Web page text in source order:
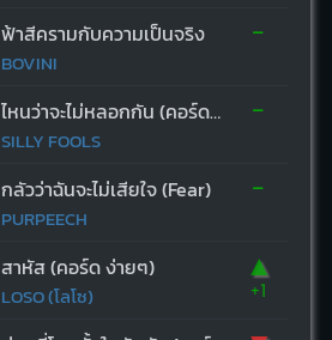
ฟ้าสีครามกับความเป็นจริง
BOVINI
-
ไหนว่าจะไม่หลอกกัน (คอร์ด ง่ายๆ)
SILLY FOOLS
-
กลัวว่าฉันจะไม่เสียใจ (Fear)
PURPEECH
-
สาหัส (คอร์ด ง่ายๆ)
LOSO (โลโซ)
▲
+1